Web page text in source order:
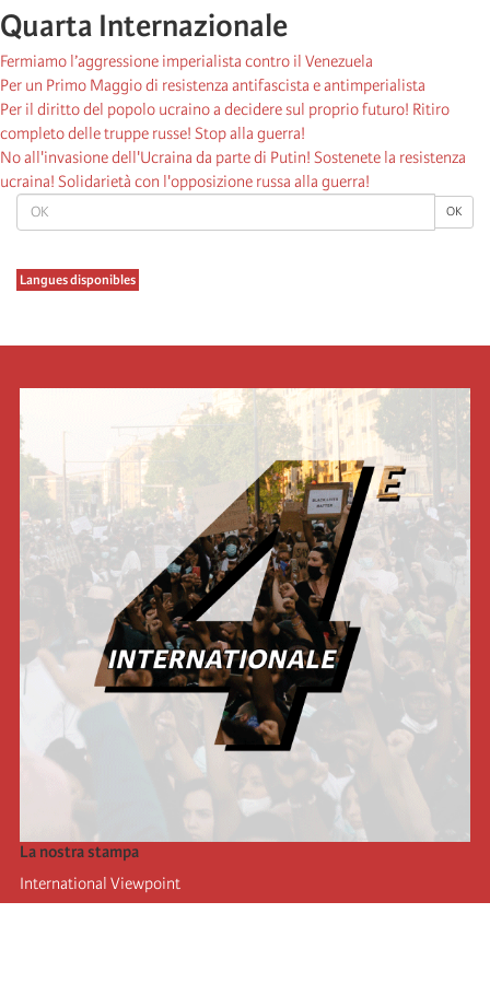
OK OK
Langues disponibles
Quarta Internazionale
Fermiamo l’aggressione imperialista contro il Venezuela
Per un Primo Maggio di resistenza antifascista e antimperialista
Per il diritto del popolo ucraino a decidere sul proprio futuro! Ritiro
completo delle truppe russe! Stop alla guerra!
No all'invasione dell'Ucraina da parte di Putin! Sostenete la resistenza
ucraina! Solidarietà con l'opposizione russa alla guerra!
La nostra stampa
International Viewpoint